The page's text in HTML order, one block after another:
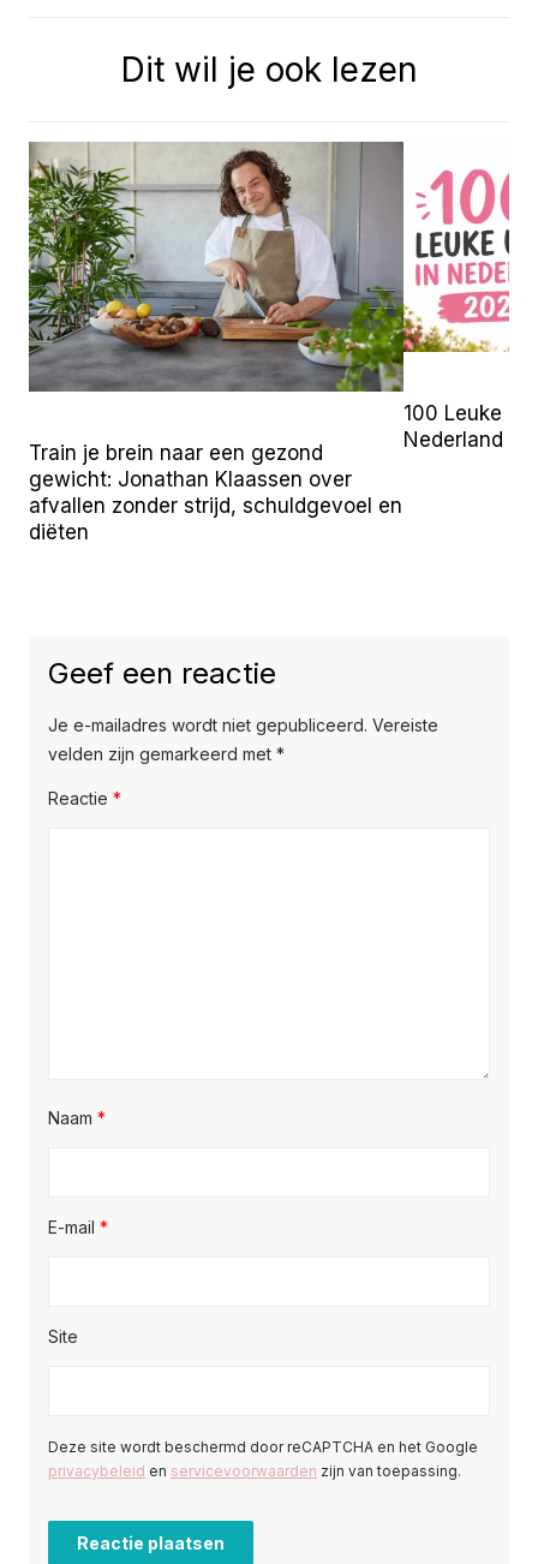
Dit wil je ook lezen
Train je brein naar een gezond
gewicht: Jonathan Klaassen over
afvallen zonder strijd, schuldgevoel en
diëten
100 Leuke
Nederland
Geef een reactie
Je e-mailadres wordt niet gepubliceerd. Vereiste
velden zijn gemarkeerd met *
Reactie *
Naam *
E-mail *
Site
Deze site wordt beschermd door reCAPTCHA en het Google
privacybeleid en servicevoorwaarden zijn van toepassing.